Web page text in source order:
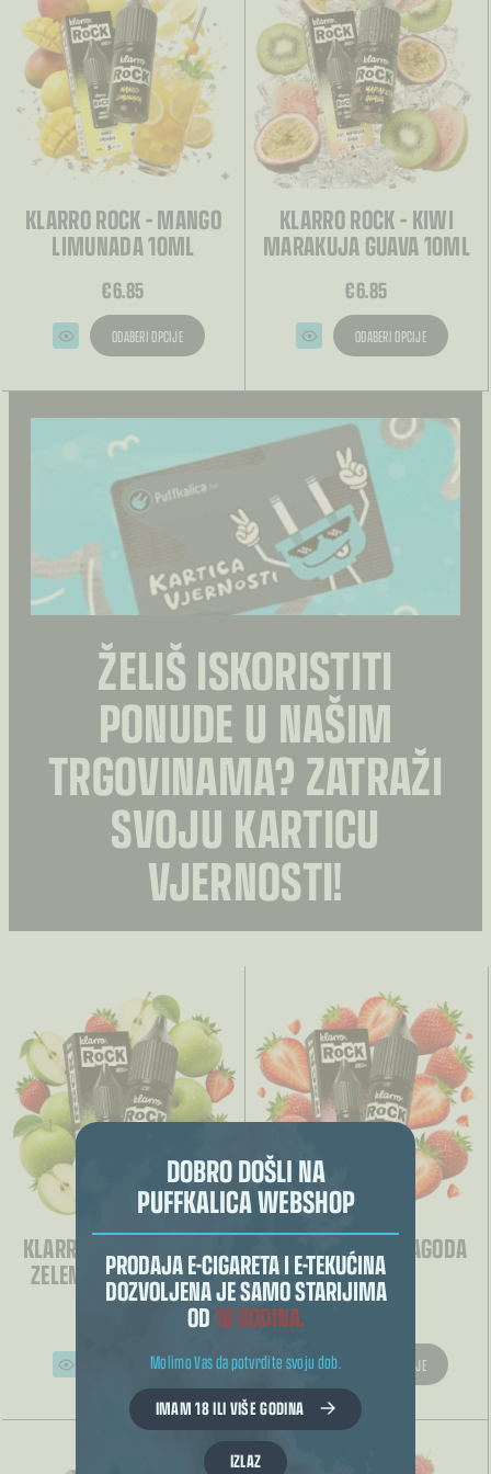
DOBRO DOŠLI NA
PUFFKALICA WEBSHOP
PRODAJA E-CIGARETA I E-TEKUĆINA
DOZVOLJENA JE SAMO STARIJIMA
OD18 GODINA.
Molimo Vas da potvrdite svoju dob.
IMAM 18 ILI VIŠE GODINA
IZLAZ
odabrati
na
stranici
proizvoda
odabrati
na
stranici
proizvoda
KLARRO ROCK – MANGO
LIMUNADA 10ML
€6.85
ODABERI OPCIJE
Ovaj
ima
varijanti.
Opcije
se
mogu
odabrati
na
stranici
proizvoda
KLARRO ROCK – KIWI
MARAKUJA GUAVA 10ML
€6.85
ODABERI OPCIJE
Ovaj
ima
varijanti.
Opcije
mogu
odabrati
na
stranici
proizvoda
ŽELIŠ ISKORISTITI
PONUDE U NAŠIM
TRGOVINAMA? ZATRAŽI
SVOJU KARTICU
VJERNOSTI!
KLARRO ROCK – JAGODA
ZELENA JABUKA 10ML
ODABERI OPCIJE
Ovaj
proizvod
ima
više
KLARRO ROCK – JAGODA
10ML
ODABERI OPCIJE